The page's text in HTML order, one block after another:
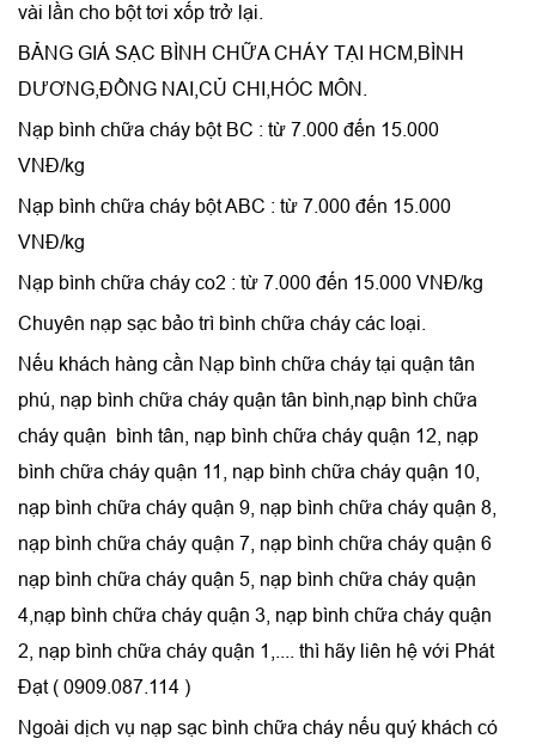
vài lần cho bột tơi xốp trở lại.
BẢNG GIÁ SẠC BÌNH CHỮA CHÁY TẠI HCM,BÌNH
DƯƠNG,ĐỒNG NAI,CỦ CHI,HÓC MÔN.
Nạp bình chữa cháy bột BC : từ 7.000 đến 15.000
VNĐ/kg
Nạp bình chữa cháy bột ABC : từ 7.000 đến 15.000
VNĐ/kg
Nạp bình chữa cháy co2 : từ 7.000 đến 15.000 VNĐ/kg
Chuyên nạp sạc bảo trì bình chữa cháy các loại.
Nếu khách hàng cần Nạp bình chữa cháy tại quận tân
phú, nạp bình chữa cháy quận tân bình,nạp bình chữa
cháy quận bình tân, nạp bình chữa cháy quận 12, nạp
bình chữa cháy quận 11, nạp bình chữa cháy quận 10,
nạp bình chữa cháy quận 9, nạp bình chữa cháy quận 8,
nạp bình chữa cháy quận 7, nạp bình chữa cháy quận 6
nạp bình chữa cháy quận 5, nạp bình chữa cháy quận
4,nạp bình chữa cháy quận 3, nạp bình chữa cháy quận
2, nạp bình chữa cháy quận 1,.... thì hãy liên hệ với Phát
Đạt ( 0909.087.114 )
Ngoài dịch vụ nạp sạc bình chữa cháy nếu quý khách có